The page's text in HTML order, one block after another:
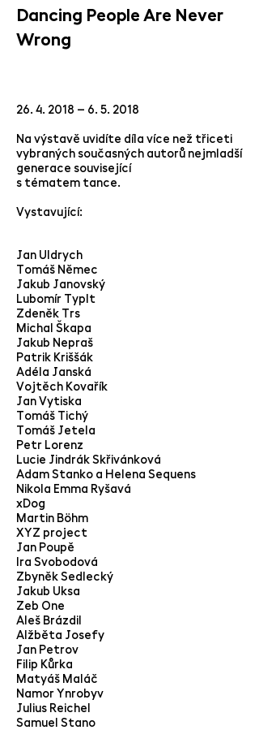
Dancing People Are Never
Wrong
26. 4. 2018 – 6. 5. 2018
Na výstavě uvidíte díla více než třiceti
vybraných současných autorů nejmladší
generace související
s tématem tance.
Vystavující:
Jan Uldrych
Tomáš Němec
Jakub Janovský
Lubomír Typlt
Zdeněk Trs
Michal Škapa
Jakub Nepraš
Patrik Kriššák
Adéla Janská
Vojtěch Kovařík
Jan Vytiska
Tomáš Tichý
Tomáš Jetela
Petr Lorenz
Lucie Jindrák Skřivánková
Adam Stanko a Helena Sequens
Nikola Emma Ryšavá
xDog
Martin Böhm
XYZ project
Jan Poupě
Ira Svobodová
Zbyněk Sedlecký
Jakub Uksa
Zeb One
Aleš Brázdil
Alžběta Josefy
Jan Petrov
Filip Kůrka
Matyáš Maláč
Namor Ynrobyv
Julius Reichel
Samuel Stano